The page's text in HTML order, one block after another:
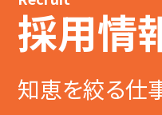
採用情
知恵を絞る仕